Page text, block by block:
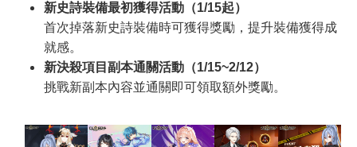
新史詩裝備最初獲得活動（1/15起）
首次掉落新史詩裝備時可獲得獎勵，提升裝備獲得成
就感。
新決殺項目副本通關活動（1/15~2/12）
挑戰新副本內容並通關即可領取額外獎勵。